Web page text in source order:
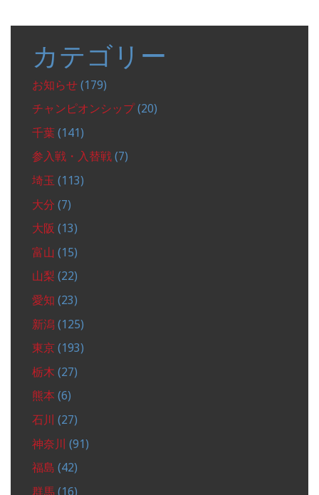
カテゴリー
お知らせ (179)
チャンピオンシップ(20)
千葉 (141)
参入戦・入替戦 (7)
埼玉 (113)
大分 (7)
大阪 (13)
富山 (15)
山梨 (22)
愛知 (23)
新潟 (125)
東京 (193)
栃木 (27)
熊本 (6)
石川 (27)
神奈川 (91)
福島 (42)
群馬 (16)